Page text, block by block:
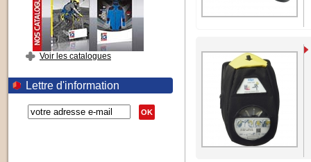
Voir les catalogues
Lettre d'information
OK